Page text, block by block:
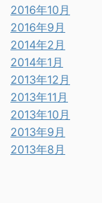
2016年10月
2016年9月
2014年2月
2014年1月
2013年12月
2013年11月
2013年10月
2013年9月
2013年8月